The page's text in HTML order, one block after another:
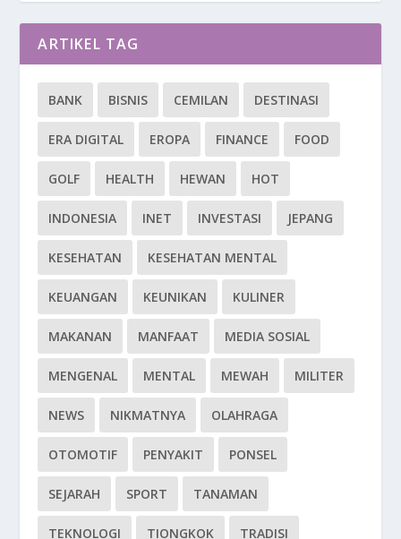
ARTIKEL TAG
BANK BISNIS CEMILAN DESTINASI
ERA DIGITAL EROPA FINANCE FOOD
GOLF HEALTH HEWAN HOT
INDONESIA INET INVESTASI JEPANG
KESEHATAN KESEHATAN MENTAL
KEUANGAN KEUNIKAN KULINER
MAKANAN MANFAAT MEDIA SOSIAL
MENGENAL MENTAL MEWAH MILITER
NEWS NIKMATNYA OLAHRAGA
OTOMOTIF PENYAKIT PONSEL
SEJARAH SPORT TANAMAN
TEKNOLOGI TIONGKOK TRADISI